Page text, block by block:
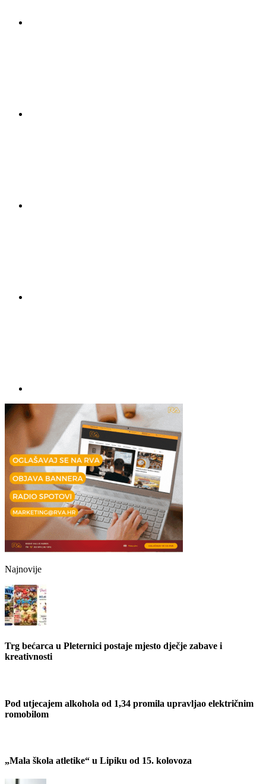
Najnovije
Trg bećarca u Pleternici postaje mjesto dječje zabave i
kreativnosti
Pod utjecajem alkohola od 1,34 promila upravljao električnim
romobilom
„Mala škola atletike“ u Lipiku od 15. kolovoza